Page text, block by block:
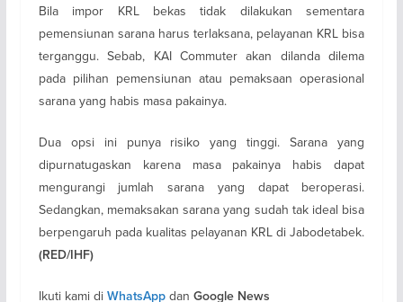
Bila impor KRL bekas tidak dilakukan sementara
pemensiunan sarana harus terlaksana, pelayanan KRL bisa
terganggu. Sebab, KAI Commuter akan dilanda dilema
pada pilihan pemensiunan atau pemaksaan operasional
sarana yang habis masa pakainya.
Dua opsi ini punya risiko yang tinggi. Sarana yang
dipurnatugaskan karena masa pakainya habis dapat
mengurangi jumlah sarana yang dapat beroperasi.
Sedangkan, memaksakan sarana yang sudah tak ideal bisa
berpengaruh pada kualitas pelayanan KRL di Jabodetabek.
(RED/IHF)
Ikuti kami di WhatsAppdan Google News